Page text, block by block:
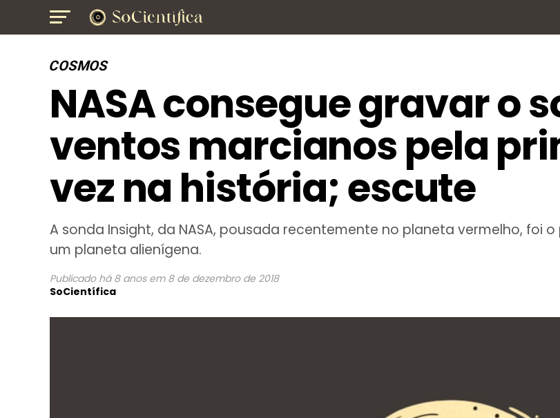
COSMOS
NASA consegue gravar o
ventos marcianos pela
vez na história; escute
A sonda Insight, da NASA, pousada recentemente no planeta vermelho, foi
um planeta alienígena.
Publicado há 8 anos em 8 de dezembro de 2018
SoCientífica